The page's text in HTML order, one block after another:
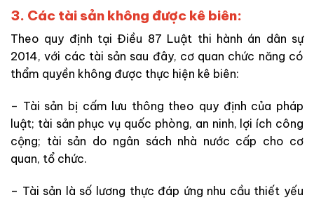
3. Các tài sản không được kê biên:
Theo quy định tại Điều 87 Luật thi hành án dân sự
2014, với các tài sản sau đây, cơ quan chức năng có
thẩm quyền không được thực hiện kê biên:
– Tài sản bị cấm lưu thông theo quy định của pháp
luật; tài sản phục vụ quốc phòng, an ninh, lợi ích công
cộng; tài sản do ngân sách nhà nước cấp cho cơ
quan, tổ chức.
– Tài sản là số lương thực đáp ứng nhu cầu thiết yếu